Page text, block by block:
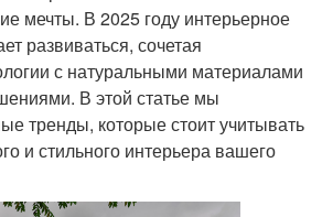
мечты. В 2025 году интерьерное
развиваться, сочетая
с натуральными материалами
В этой статье мы
тренды, которые стоит учитывать
и стильного интерьера вашего